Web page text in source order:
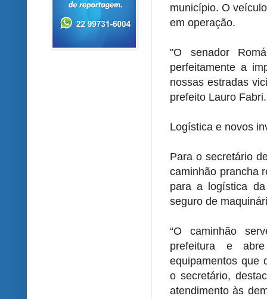
município. O
em operação.
"O senador
perfeitamente a
nossas estradas
prefeito Lauro Fabri.
Logística e novos
Para o secretário
caminhão prancha
para a logística
seguro de
“O caminhão
prefeitura e
equipamentos que
o secretário,
atendimento às